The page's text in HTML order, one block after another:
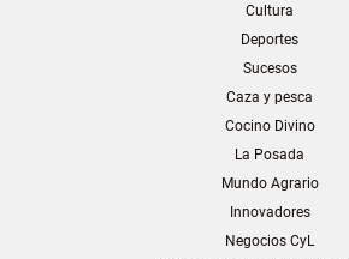
Cultura
Deportes
Sucesos
Caza y pesca
Cocino Divino
La Posada
Mundo Agrario
Innovadores
Negocios CyL